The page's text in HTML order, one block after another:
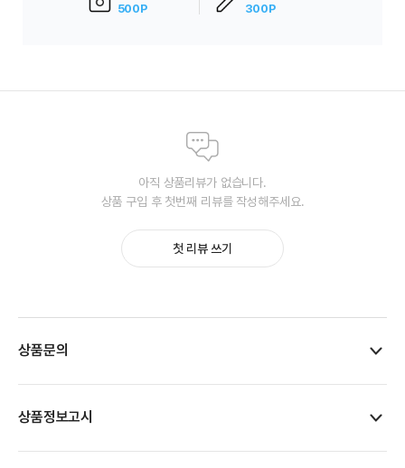
500P 300P
아직 상품리뷰가 없습니다.
상품 구입 후 첫번째 리뷰를 작성해주세요.
첫 리뷰 쓰기
상품문의
상품정보고시